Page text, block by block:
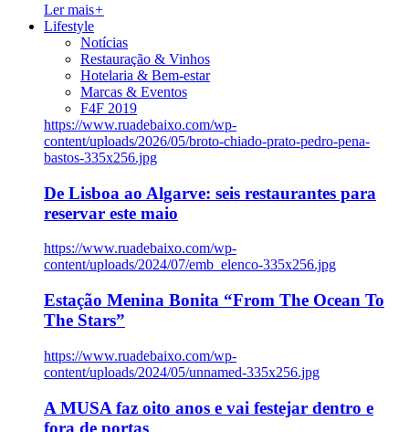
Ler mais+
Lifestyle
Notícias
Restauração & Vinhos
Hotelaria & Bem-estar
Marcas & Eventos
F4F 2019
https://www.ruadebaixo.com/wp-
content/uploads/2026/05/broto-chiado-prato-pedro-pena-
bastos-335x256.jpg
De Lisboa ao Algarve: seis restaurantes para
reservar este maio
https://www.ruadebaixo.com/wp-
content/uploads/2024/07/emb_elenco-335x256.jpg
Estação Menina Bonita “From The Ocean To
The Stars”
https://www.ruadebaixo.com/wp-
content/uploads/2024/05/unnamed-335x256.jpg
A MUSA faz oito anos e vai festejar dentro e
fora de portas